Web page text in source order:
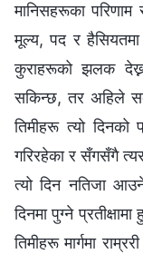
मानिसहरूका
मूल्य, पद र
कुराहरूको झलक देख्न
सकिन्छ, तर अहिले
तिमीहरू त्यो दिनको
गरिरहेका र सँगसँगै
त्यो दिन नतिजा
दिनमा पुग्ने
तिमीहरू मार्गमा